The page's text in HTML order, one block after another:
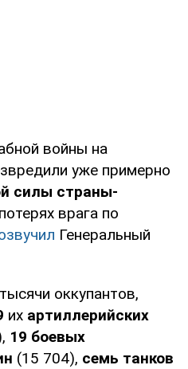
войны на
уже примерно
силы страны-
врага по
Генеральный
оккупантов,
их артиллерийских
19 боевых
(15 704), семь танков